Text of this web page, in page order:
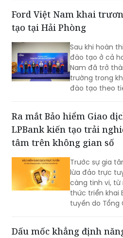
là câu
thương hiệu
ánh sự bền bỉ
không ngừng
tranh.
Ford Việt Nam khai
tạo tại Hải Phòng
Sau khi hoàn
đào tạo ở cả
Nam đã trở
trường trong
đào tạo theo
Ra mắt Bảo hiểm Giao
LPBank kiến tạo trải
tâm trên không gian số
Trước sự gia
lừa đảo trực
càng tinh vi, từ
thức triển khai
tuyến do Tổng
Dấu mốc khẳng định